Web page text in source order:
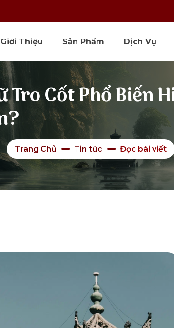
Giới Thiệu Sản Phẩm Dịch Vụ
Tro Cốt Phổ Biến
Trang Chủ Tin tức Đọc bài viết